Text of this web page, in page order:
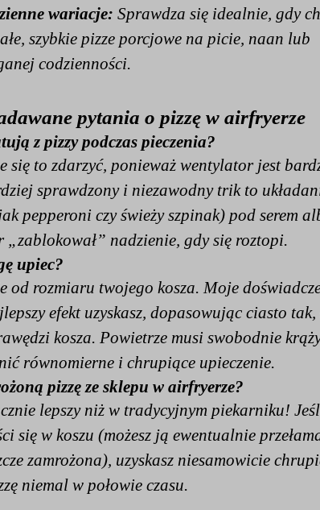
wariacje: Sprawdza się idealnie, gdy
szybkie pizze porcjowe na picie, naan lub
codzienności.
pytania o pizzę w airfryerze
z pizzy podczas pieczenia?
się to zdarzyć, ponieważ wentylator jest
sprawdzony i niezawodny trik to
pepperoni czy świeży szpinak) pod serem
„zablokował” nadzienie, gdy się roztopi.
upiec?
od rozmiaru twojego kosza. Moje
efekt uzyskasz, dopasowując ciasto
kosza. Powietrze musi swobodnie
równomierne i chrupiące upieczenie.
pizzę ze sklepu w airfryerze?
lepszy niż w tradycyjnym piekarniku!
się w koszu (możesz ją ewentualnie
zamrożona), uzyskasz niesamowicie
niemal w połowie czasu.